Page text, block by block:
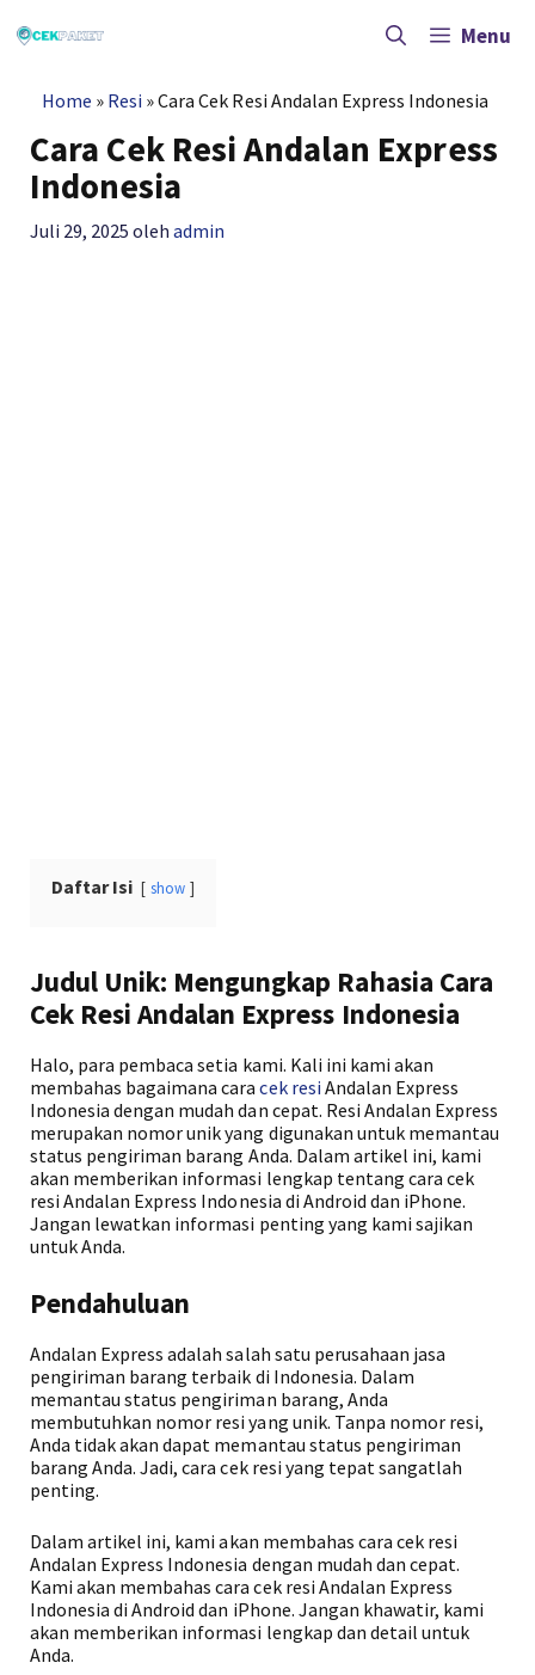
ke
Menu
Home » Resi »Cara Cek Resi Andalan Express Indonesia
Cara Cek Resi Andalan Express
Indonesia
Juli 29, 2025 olehadmin
Daftar Isi show
Judul Unik: Mengungkap Rahasia Cara
Cek Resi Andalan Express Indonesia
Halo, para pembaca setia kami. Kali ini kami akan
membahas bagaimana caracek resi Andalan Express
Indonesia dengan mudah dan cepat. Resi Andalan Express
merupakan nomor unik yang digunakan untuk memantau
status pengiriman barang Anda. Dalam artikel ini, kami
akan memberikan informasi lengkap tentang cara cek
resi Andalan Express Indonesia di Android dan iPhone.
Jangan lewatkan informasi penting yang kami sajikan
untuk Anda.
Pendahuluan
Andalan Express adalah salah satu perusahaan jasa
pengiriman barang terbaik di Indonesia. Dalam
memantau status pengiriman barang, Anda
membutuhkan nomor resi yang unik. Tanpa nomor resi,
Anda tidak akan dapat memantau status pengiriman
barang Anda. Jadi, cara cek resi yang tepat sangatlah
penting.
Dalam artikel ini, kami akan membahas cara cek resi
Andalan Express Indonesia dengan mudah dan cepat.
Kami akan membahas cara cek resi Andalan Express
Indonesia di Android dan iPhone. Jangan khawatir, kami
akan memberikan informasi lengkap dan detail untuk
Anda.